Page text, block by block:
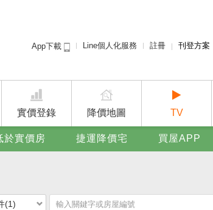
App下載 Line個人化服務 註冊 刊登方案
賣屋刊登
廣告刊登
實價登錄 降價地圖 TV
於實價房 捷運降價宅 買屋APP
(1)